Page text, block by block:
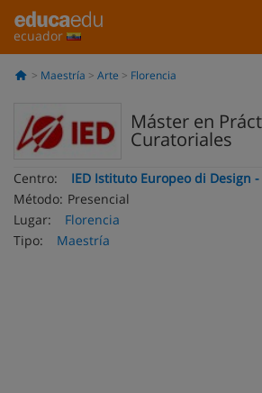
ecuador
Maestría Arte Florencia
Máster en
Curatoriales
Centro:
IED Istituto Europeo di Design
Método: Presencial
Lugar:
Florencia
Tipo:
Maestría